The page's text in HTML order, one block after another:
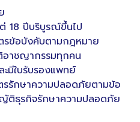
18 ปีบริบูรณ์ขึ้นไป
ข้อบังคับตามกฎหมาย
อาชญากรรมทุกคน
มีใบรับรองแพทย์
รักษาความปลอดภัยตามข้อ
ติธุรกิจรักษาความปลอดภัย